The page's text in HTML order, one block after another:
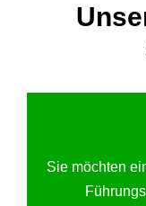
Sie möchten